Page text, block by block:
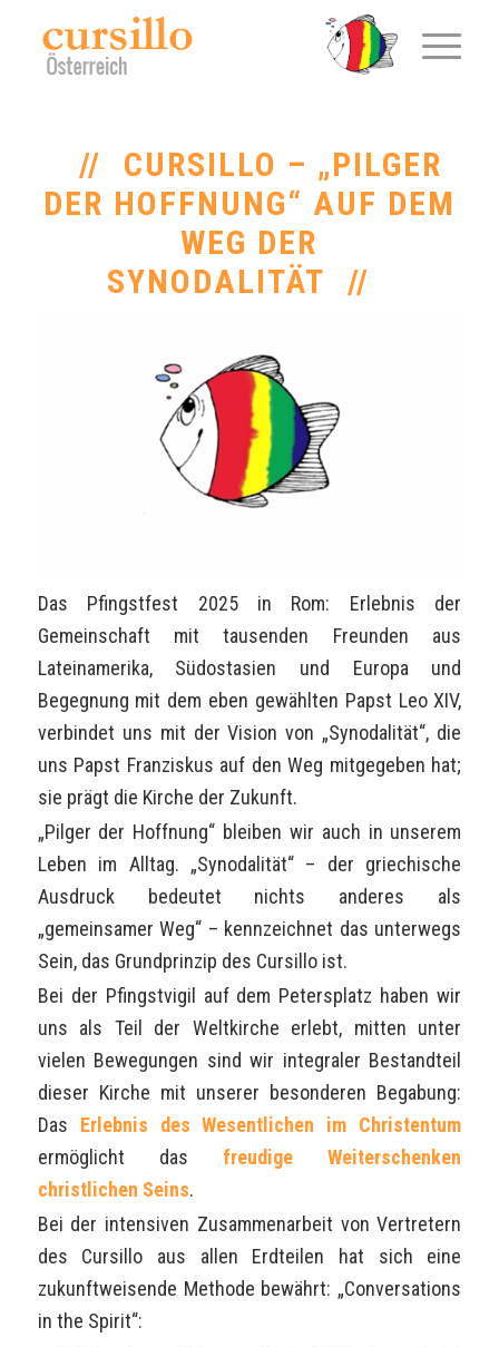
CURSILLO – „PILGER
DER HOFFNUNG“ AUF DEM
WEG DER
SYNODALITÄT
Das Pfingstfest 2025 in Rom: Erlebnis der
Gemeinschaft mit tausenden Freunden aus
Lateinamerika, Südostasien und Europa und
Begegnung mit dem eben gewählten Papst Leo XIV,
verbindet uns mit der Vision von „Synodalität“, die
uns Papst Franziskus auf den Weg mitgegeben hat;
sie prägt die Kirche der Zukunft.
„Pilger der Hoffnung“ bleiben wir auch in unserem
Leben im Alltag. „Synodalität“ – der griechische
Ausdruck bedeutet nichts anderes als
„gemeinsamer Weg“ – kennzeichnet das unterwegs
Sein, das Grundprinzip des Cursillo ist.
Bei der Pfingstvigil auf dem Petersplatz haben wir
uns als Teil der Weltkirche erlebt, mitten unter
vielen Bewegungen sind wir integraler Bestandteil
dieser Kirche mit unserer besonderen Begabung:
Das Erlebnis des Wesentlichen im Christentum
ermöglicht dasfreudige Weiterschenken
christlichen Seins.
Bei der intensiven Zusammenarbeit von Vertretern
des Cursillo aus allen Erdteilen hat sich eine
zukunftweisende Methode bewährt: „Conversations
in the Spirit“: